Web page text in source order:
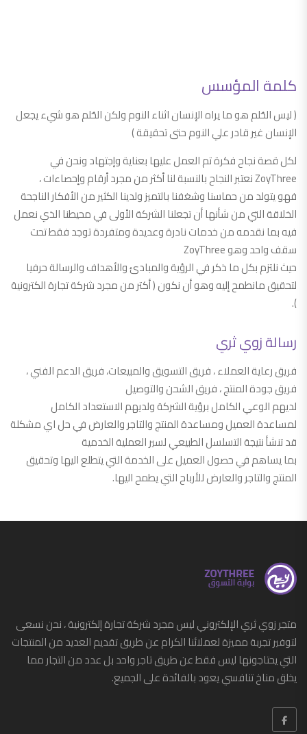
كلمة المؤسس
( ليس الحُلم هو ما يراه الإنسان اثناء النوم ولكن الحُلم هو شيء يجعل
الإنسان غير قادر علي النوم حتى تحقيقة )
لكل قصة نجاح فكرة تم العمل عليها بعناية وإجتهاد ونحن في
ZoyThree نعتبر النجاح بالنسبة لنا أكثر من مجرد أرقام وإحصاءات ،
فهو يتولد من حماسنا وشغفنا بالتميز ولدينا الكثير من الأفكار الناجحة
الخلاقة التي من شأنها أن تجعلنا الشركة الأولى في محيطنا الذي نعمل
فيه بما نقدمه من خدمات نادرة وعديدة ومتفردة توجد فقط تحت
سقف واحد وهو ZoyThree
حيث نلتزم بكل ما ذكر في الرؤية والمبادئ والأهداف والرسالة حرفيا
لتحقيق مانطمح إليه وهو أن نكون ( أكتر من مجرد شركة تجارة الكترونية
).
رسالة زوي ثري
فريق رعاية العملاء ، فريق التسويق والمبيعات، فريق الدعم الفني ،
فريق جودة المنتج ، فريق الشحن والتوصيل
لديهم الوعي الكامل برؤية الشركة ولديهم الاستعداد الكامل
لمساعدة العميل ومساعدة المنتج والتاجر والعارض في حل اي مشكلة
قد تنشأ نتيجة التسلسل الطبيعي لسير العملية الخدمية
بما يساهم في حصول العميل على الخدمة التي يتطلع اليها وتحقيق
المنتج والتاجر والعارض للأرباح التي يطمح اليها.
متجر زوي ثري الإلكتروني ليس مجرد شركة تجارة إلكترونية ، نحن نسعى
لتوفير تجربة مميزة لعملائنا الكرام عن طريق تقديم العديد من المنتجات
التي يحتاجونها ليس فقط عن طريق تاجر واحد بل عدد من التجار مما
يخلق مناخ تنافسي يعود بالفائدة على الجميع.